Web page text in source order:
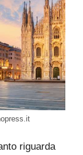
riguarda